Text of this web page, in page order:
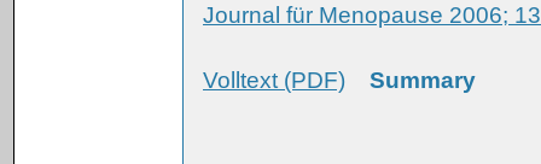
Journal für Menopause 2006;
Volltext (PDF) Summary